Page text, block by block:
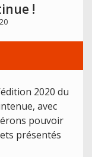
!
2020 du
avec
pouvoir
présentés